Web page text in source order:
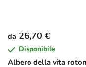
Albero della vita
da 26,70 €
Disponibile